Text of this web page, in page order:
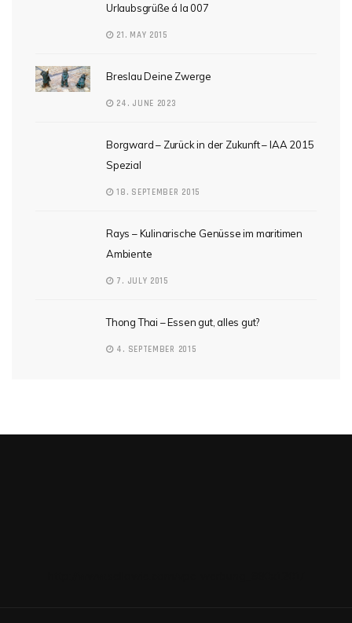
Urlaubsgrüße á la 007
21. MAY 2015
Breslau Deine Zwerge
24. JUNE 2023
Borgward – Zurück in der Zukunft – IAA 2015
Spezial
18. SEPTEMBER 2015
Rays – Kulinarische Genüsse im maritimen
Ambiente
7. JULY 2015
Thong Thai – Essen gut, alles gut?
4. SEPTEMBER 2015